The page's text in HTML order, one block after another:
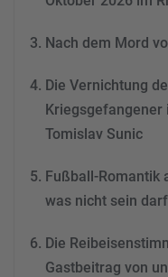
Consent
&
Nach dem Mord
Die Vernichtung
Kriegsgefangener
Tomislav Sunic
Fußball-Romantik
was nicht sein darf
Die
Gastbeitrag von